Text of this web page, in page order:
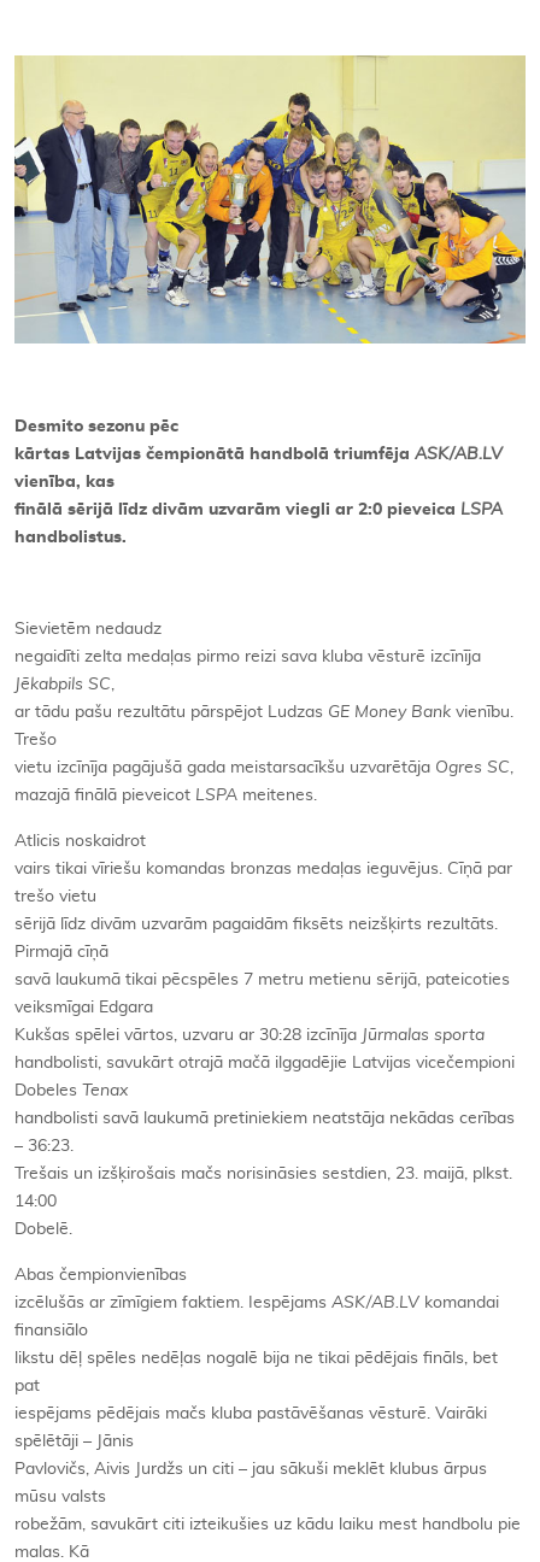
Desmito sezonu pēc
kārtas Latvijas čempionātā handbolā triumfēja ASK/AB.LV
vienība, kas
finālā sērijā līdz divām uzvarām viegli ar 2:0 pieveica LSPA
handbolistus.
Sievietēm nedaudz
negaidīti zelta medaļas pirmo reizi sava kluba vēsturē izcīnīja
Jēkabpils SC,
ar tādu pašu rezultātu pārspējot Ludzas GE Money Bank vienību.
Trešo
vietu izcīnīja pagājušā gada meistarsacīkšu uzvarētāja Ogres SC,
mazajā finālā pieveicot LSPA meitenes.
Atlicis noskaidrot
vairs tikai vīriešu komandas bronzas medaļas ieguvējus. Cīņā par
trešo vietu
sērijā līdz divām uzvarām pagaidām fiksēts neizšķirts rezultāts.
Pirmajā cīņā
savā laukumā tikai pēcspēles 7 metru metienu sērijā, pateicoties
veiksmīgai Edgara
Kukšas spēlei vārtos, uzvaru ar 30:28 izcīnīja Jūrmalas sporta
handbolisti, savukārt otrajā mačā ilggadējie Latvijas vicečempioni
Dobeles Tenax
handbolisti savā laukumā pretiniekiem neatstāja nekādas cerības
– 36:23.
Trešais un izšķirošais mačs norisināsies sestdien, 23. maijā, plkst.
14:00
Dobelē.
Abas čempionvienības
izcēlušās ar zīmīgiem faktiem. Iespējams ASK/AB.LV komandai
finansiālo
likstu dēļ spēles nedēļas nogalē bija ne tikai pēdējais fināls, bet
pat
iespējams pēdējais mačs kluba pastāvēšanas vēsturē. Vairāki
spēlētāji – Jānis
Pavlovičs, Aivis Jurdžs un citi – jau sākuši meklēt klubus ārpus
mūsu valsts
robežām, savukārt citi izteikušies uz kādu laiku mest handbolu pie
malas. Kā